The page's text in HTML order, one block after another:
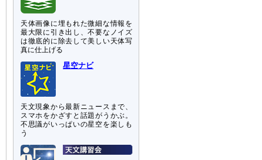
天体画像に埋もれた微細な情報を
最大限に引き出し、不要なノイズ
は徹底的に除去して美しい天体写
真に仕上げる
星空ナビ
天文現象から最新ニュースまで、
スマホをかざすと話題がうかぶ。
不思議がいっぱいの星空を楽しも
う